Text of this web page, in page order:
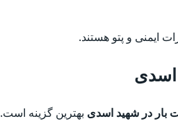
ایمنی و پتو هستند.
اسدی
بار در شهید اسدی بهترین گزینه است.